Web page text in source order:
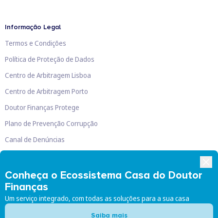
Conheça o Ecossistema Casa do Doutor
Finanças
Um serviço integrado, com todas as soluções para a sua casa
Saiba mais
Informação Legal
Termos e Condições
Política de Proteção de Dados
Centro de Arbitragem Lisboa
Centro de Arbitragem Porto
Doutor Finanças Protege
Plano de Prevenção Corrupção
Canal de Denúncias
Doutor Finanças, Lda